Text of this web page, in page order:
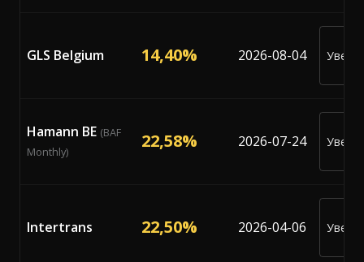
GLS Belgium 14,40% 2026-08-04
Hamann BE (BAF
Monthly)
22,58% 2026-07-24
Intertrans 22,50% 2026-04-06